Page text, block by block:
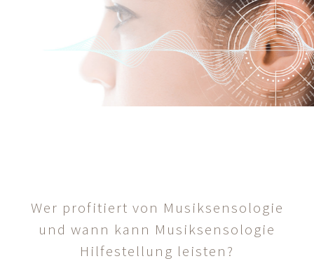
Wer profitiert von Musiksensologie
und wann kann Musiksensologie
Hilfestellung leisten?